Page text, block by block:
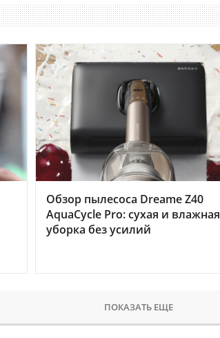
Обзор пылесоса Dreame Z40
AquaCycle Pro: сухая и влажная
уборка без усилий
ПОКАЗАТЬ ЕЩЕ